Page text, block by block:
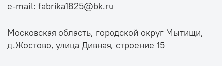
e-mail: fabrika1825@bk.ru
Московская область, городской округ Мытищи,
д.Жостово, улица Дивная, строение 15